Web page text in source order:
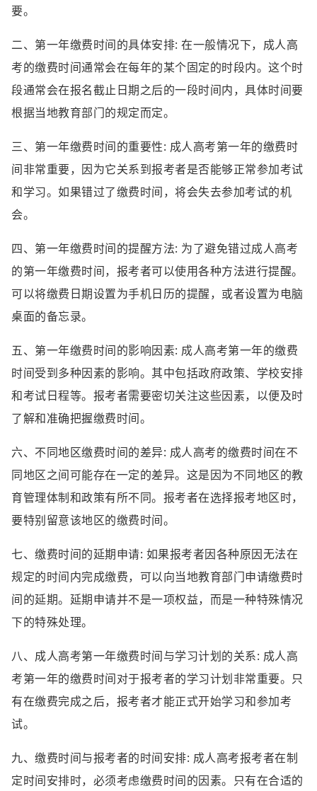
要。
二、第一年缴费时间的具体安排: 在一般情况下，成人高
考的缴费时间通常会在每年的某个固定的时段内。这个时
段通常会在报名截止日期之后的一段时间内，具体时间要
根据当地教育部门的规定而定。
三、第一年缴费时间的重要性: 成人高考第一年的缴费时
间非常重要，因为它关系到报考者是否能够正常参加考试
和学习。如果错过了缴费时间，将会失去参加考试的机
会。
四、第一年缴费时间的提醒方法: 为了避免错过成人高考
的第一年缴费时间，报考者可以使用各种方法进行提醒。
可以将缴费日期设置为手机日历的提醒，或者设置为电脑
桌面的备忘录。
五、第一年缴费时间的影响因素: 成人高考第一年的缴费
时间受到多种因素的影响。其中包括政府政策、学校安排
和考试日程等。报考者需要密切关注这些因素，以便及时
了解和准确把握缴费时间。
六、不同地区缴费时间的差异: 成人高考的缴费时间在不
同地区之间可能存在一定的差异。这是因为不同地区的教
育管理体制和政策有所不同。报考者在选择报考地区时，
要特别留意该地区的缴费时间。
七、缴费时间的延期申请: 如果报考者因各种原因无法在
规定的时间内完成缴费，可以向当地教育部门申请缴费时
间的延期。延期申请并不是一项权益，而是一种特殊情况
下的特殊处理。
八、成人高考第一年缴费时间与学习计划的关系: 成人高
考第一年的缴费时间对于报考者的学习计划非常重要。只
有在缴费完成之后，报考者才能正式开始学习和参加考
试。
九、缴费时间与报考者的时间安排: 成人高考报考者在制
定时间安排时，必须考虑缴费时间的因素。只有在合适的